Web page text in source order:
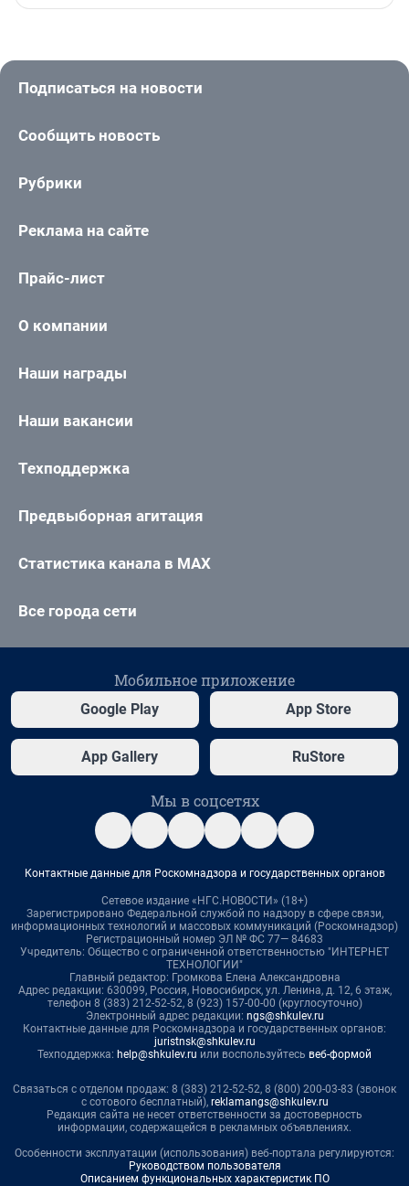
Подписаться на новости
Сообщить новость
Рубрики
Реклама на сайте
Прайс-лист
О компании
Наши награды
Наши вакансии
Техподдержка
Предвыборная агитация
Статистика канала в MAX
Все города сети
Мобильное приложение
Google Play App Store
App Gallery RuStore
Мы в соцсетях
Контактные данные для Роскомнадзора и государственных органов
Сетевое издание «НГС.НОВОСТИ» (18+)
Зарегистрировано Федеральной службой по надзору в сфере связи,
информационных технологий и массовых коммуникаций (Роскомнадзор)
Регистрационный номер ЭЛ № ФС 77— 84683
Учредитель: Общество с ограниченной ответственностью "ИНТЕРНЕТ
ТЕХНОЛОГИИ"
Главный редактор: Громкова Елена Александровна
Адрес редакции: 630099, Россия, Новосибирск, ул. Ленина, д. 12, 6 этаж,
телефон 8 (383) 212-52-52, 8 (923) 157-00-00 (круглосуточно)
Электронный адрес редакции: ngs@shkulev.ru
Контактные данные для Роскомнадзора и государственных органов:
juristnsk@shkulev.ru
Техподдержка: help@shkulev.ru или воспользуйтесь веб-формой
Связаться с отделом продаж: 8 (383) 212-52-52, 8 (800) 200-03-83 (звонок
с сотового бесплатный), reklamangs@shkulev.ru
Редакция сайта не несет ответственности за достоверность
информации, содержащейся в рекламных объявлениях.
Особенности эксплуатации (использования) веб-портала регулируются:
Руководством пользователя
Описанием функциональных характеристик ПО